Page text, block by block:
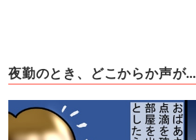
夜勤のとき、どこからか声が…